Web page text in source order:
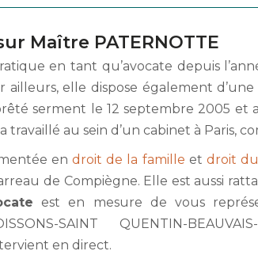
Maître PATERNOTTE
en tant qu’avocate depuis
ailleurs, elle dispose également
serment le 12 septembre 2005 et
travaillé au sein d’un cabinet à Paris,
endroit de la famille et droit
de Compiègne. Elle est aussi
est en mesure de vous
SAINT QUENTIN-
en direct.